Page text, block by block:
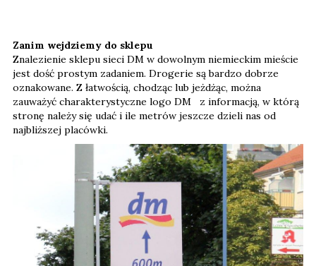
Zanim wejdziemy do sklepu
Znalezienie sklepu sieci DM w dowolnym niemieckim mieście
jest dość prostym zadaniem. Drogerie są bardzo dobrze
oznakowane. Z łatwością, chodząc lub jeżdżąc, można
zauważyć charakterystyczne logo DM z informacją, w którą
stronę należy się udać i ile metrów jeszcze dzieli nas od
najbliższej placówki.